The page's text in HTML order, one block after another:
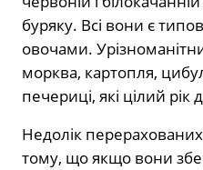
буряку. Всі вони є
овочами.
морква, картопля,
печериці, які цілий рік
Недолік
тому, що якщо вони